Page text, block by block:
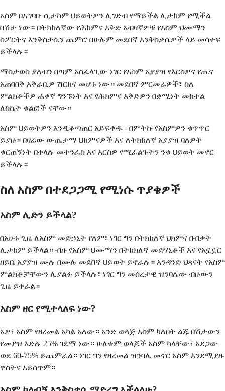
አስም በአግባቡ ሲታከም ህይወትዎን ሊገድብ የማይችል ሊታከም የሚችል
በሽታ ነው። በትክክለኛው የሕክምና እቅድ አብዛኛዎቹ የአስም ህሙማን
ስፖርትና እንቅስቃሴን ጨምሮ በሁሉም መደበኛ እንቅስቃሴዎች ላይ መሳተፍ
ይችላሉ።
ማስታወስ ያለብን በጣም አስፈላጊው ነገር የአስም አያያዝ የእርስዎና የጤና
አጠባበቅ አቅራቢዎ ሽርክና መሆኑ ነው። መደበኛ ምርመራዎች፣ ስለ
ምልክቶችዎ ሐቀኛ ግንኙነት እና የሕክምና እቅድዎን በቋሚነት መከተል
ለስኬት ቁልፎች ናቸው።
አስም ህይወትዎን እንዲቆጣጠር አይፍቀዱ - በምትኩ የአስምዎን ቁጥጥር
ይያዙ። በዛሬው ውጤታማ ህክምናዎች እና ለትክክለኛ አያያዝ ባለዎት
ቁርጠኝነት በቀላሉ መተንፈስ እና እርስዎ የሚፈልጉትን ንቁ ህይወት መኖር
ይችላሉ።
ስለ አስም በተደጋጋሚ የሚነሱ ጥያቄዎች
አስም ሊድን ይችላል?
በአሁኑ ጊዜ ለአስም መድኃኒት የለም፣ ነገር ግን በትክክለኛ ህክምና በብቃት
ሊታከም ይችላል። ብዙ የአስም ህሙማን በትክክለኛ መድሃኒቶች እና የአኗኗር
ዘይቤ አያያዝ ሙሉ በሙሉ መደበኛ ህይወት ይኖራሉ። አንዳንድ ህጻናት የአስም
ምልክቶቻቸውን ሊያልፉ ይችላሉ፣ ነገር ግን መሰረታዊ ዝንባሌው ብዙውን
ጊዜ ይቀራል።
አስም ዘር የሚተላለፍ ነው?
አዎ፣ አስም የዘረመል አካል አለው። አንድ ወላጅ አስም ካለበት ልጁ በሽታውን
የመያዝ እድሉ 25% ገደማ ነው። ሁለቱም ወላጆች አስም ካላቸው፣ አደጋው
ወደ 60-75% ይጨምራል። ነገር ግን የዘረመል ዝንባሌ መኖር አስም እንደሚያዙ
ዋስትና አይሰጥም።